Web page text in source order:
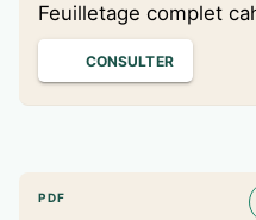
Feuilletage complet
CONSULTER
PDF